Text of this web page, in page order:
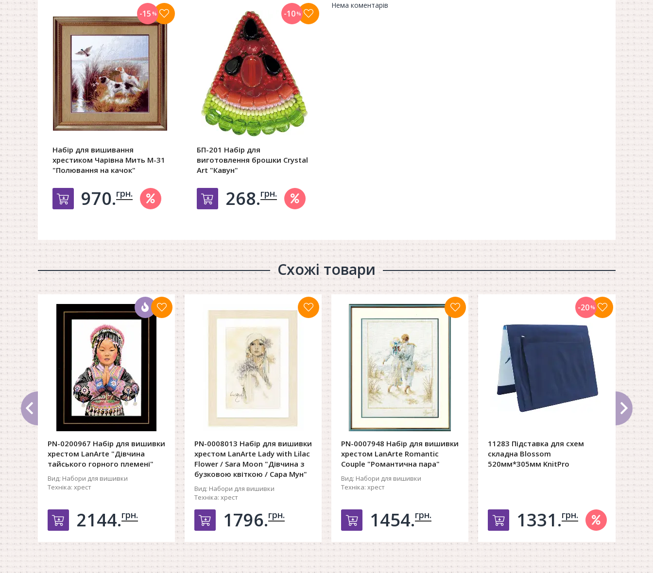
Набір для вишивання
хрестиком Чарівна Мить М-31
"Полювання на качок"
Добавить в корзину
970.грн.
-15 %
БП-201 Набір для
виготовлення брошки Crystal
Art "Кавун"
Добавить в корзину
268.грн.
-10%
Нема коментарів
Схожі товари
PN-0200967 Набір для вишивки
хрестом LanArte "Дівчина
тайського горного племені"
Вид: Набори для вишивки
Техніка: хрест
Добавить в корзину
2144.грн.
PN-0008013 Набір для вишивки
хрестом LanArte Lady with Lilac
Flower / Sara Moon "Дівчина з
бузковою квіткою / Сара Мун"
Вид: Набори для вишивки
Техніка: хрест
Добавить в корзину
1796.грн.
PN-0007948 Набір для вишивки
хрестом LanArte Romantic
Couple "Романтична пара"
Вид: Набори для вишивки
Техніка: хрест
Добавить в корзину
1454.грн.
11283 Підставка для схем
складна Blossom
520мм*305мм KnitPro
Добавить в корзину
1331.грн.
-20%
Вид: